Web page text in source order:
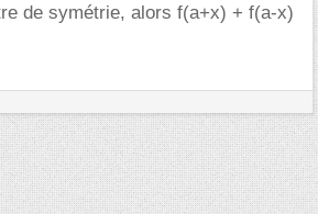
de symétrie, alors f(a+x) + f(a-x)